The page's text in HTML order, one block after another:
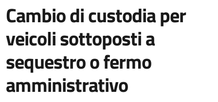
Cambio di custodia per
veicoli sottoposti a
sequestro o fermo
amministrativo